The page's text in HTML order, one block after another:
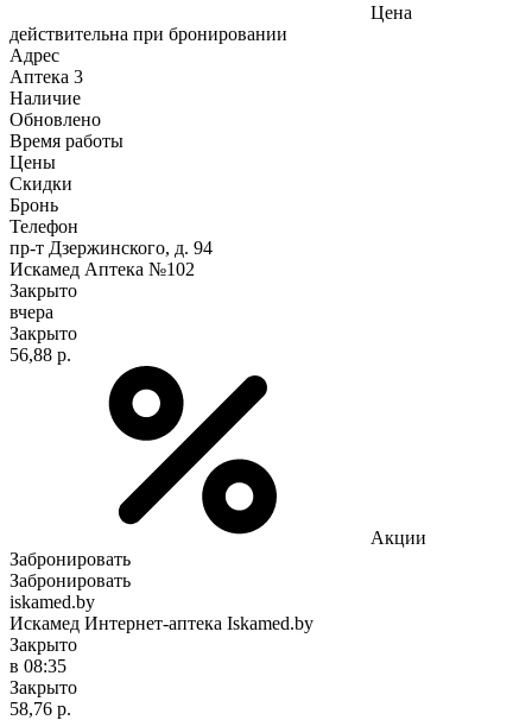
Цена
действительна при бронировании
Адрес
Аптека 3
Наличие
Обновлено
Время работы
Цены
Скидки
Бронь
Телефон
пр-т Дзержинского, д. 94
Искамед Аптека №102
Закрыто
вчера
Закрыто
56,88 р.
Акции
Забронировать
Забронировать
iskamed.by
Искамед Интернет-аптека Iskamed.by
Закрыто
в 08:35
Закрыто
58,76 р.